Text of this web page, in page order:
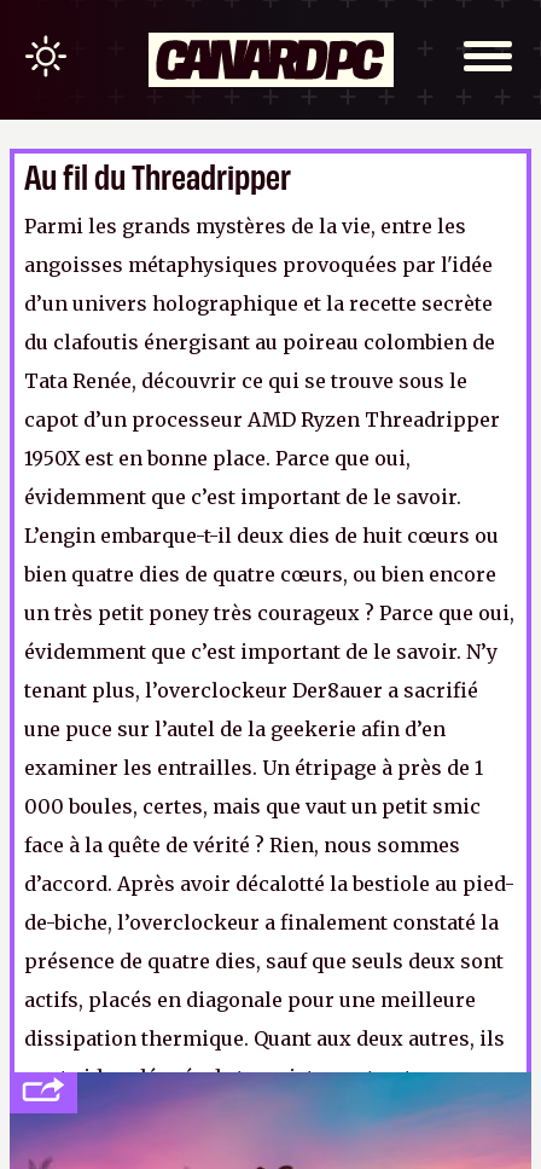
Au fil du Threadripper
Parmi les grands mystères de la vie, entre les
angoisses métaphysiques provoquées par l'idée
d’un univers holographique et la recette secrète
du clafoutis énergisant au poireau colombien de
Tata Renée, découvrir ce qui se trouve sous le
capot d’un processeur AMD Ryzen Threadripper
1950X est en bonne place. Parce que oui,
évidemment que c’est important de le savoir.
L’engin embarque-t-il deux dies de huit cœurs ou
bien quatre dies de quatre cœurs, ou bien encore
un très petit poney très courageux ? Parce que oui,
évidemment que c’est important de le savoir. N’y
tenant plus, l’overclockeur Der8auer a sacrifié
une puce sur l’autel de la geekerie afin d’en
examiner les entrailles. Un étripage à près de 1
000 boules, certes, mais que vaut un petit smic
face à la quête de vérité ? Rien, nous sommes
d’accord. Après avoir décalotté la bestiole au pied-
de-biche, l’overclockeur a finalement constaté la
présence de quatre dies, sauf que seuls deux sont
actifs, placés en diagonale pour une meilleure
dissipation thermique. Quant aux deux autres, ils
sont vides, dénués de transistors, et ont pour
unique fonction de préserver l’intégrité
structurelle d’une puce soumise à la pression de